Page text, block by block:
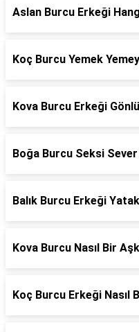
Aslan Burcu Erkeği
Koç Burcu Yemek
Kova Burcu Erkeği Gönlü
Boğa Burcu Seksi
Balık Burcu Erkeği
Kova Burcu Nasıl Bir
Koç Burcu Erkeği Nasıl